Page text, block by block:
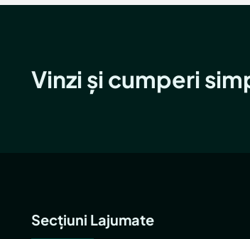
Vinzi și cumperi
Secțiuni Lajumate